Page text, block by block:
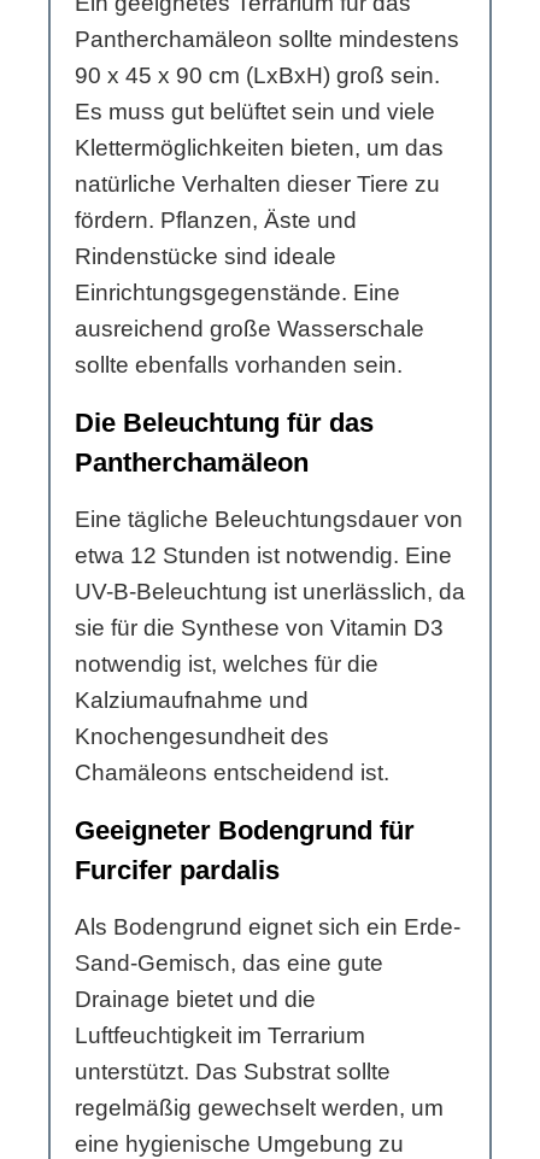
Pantherchamäleon sollte mindestens
90 x 45 x 90 cm (LxBxH) groß sein.
Es muss gut belüftet sein und viele
Klettermöglichkeiten bieten, um das
natürliche Verhalten dieser Tiere zu
fördern. Pflanzen, Äste und
Rindenstücke sind ideale
Einrichtungsgegenstände. Eine
ausreichend große Wasserschale
sollte ebenfalls vorhanden sein.
Die Beleuchtung für das
Pantherchamäleon
Eine tägliche Beleuchtungsdauer von
etwa 12 Stunden ist notwendig. Eine
UV-B-Beleuchtung ist unerlässlich, da
sie für die Synthese von Vitamin D3
notwendig ist, welches für die
Kalziumaufnahme und
Knochengesundheit des
Chamäleons entscheidend ist.
Geeigneter Bodengrund für
Furcifer pardalis
Als Bodengrund eignet sich ein Erde-
Sand-Gemisch, das eine gute
Drainage bietet und die
Luftfeuchtigkeit im Terrarium
unterstützt. Das Substrat sollte
regelmäßig gewechselt werden, um
eine hygienische Umgebung zu